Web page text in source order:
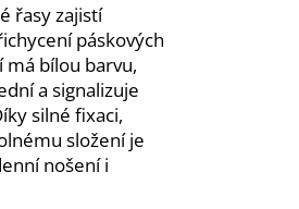
řasy zajistí
páskových
má bílou barvu,
a signalizuje
silné fixaci,
složení je
nošení i